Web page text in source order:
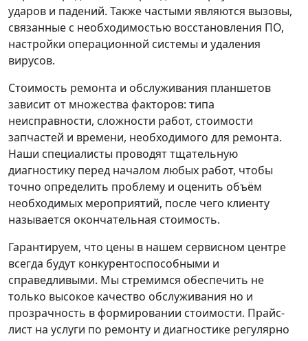
ударов и падений. Также частыми являются вызовы,
связанные с необходимостью восстановления ПО,
настройки операционной системы и удаления
вирусов.
Стоимость ремонта и обслуживания планшетов
зависит от множества факторов: типа
неисправности, сложности работ, стоимости
запчастей и времени, необходимого для ремонта.
Наши специалисты проводят тщательную
диагностику перед началом любых работ, чтобы
точно определить проблему и оценить объём
необходимых мероприятий, после чего клиенту
называется окончательная стоимость.
Гарантируем, что цены в нашем сервисном центре
всегда будут конкурентоспособными и
справедливыми. Мы стремимся обеспечить не
только высокое качество обслуживания но и
прозрачность в формировании стоимости. Прайс-
лист на услуги по ремонту и диагностике регулярно